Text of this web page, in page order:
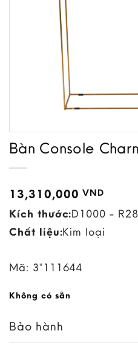
Bàn Console
13,310,000VND
Kích thước:D1000 -
Chất liệu:Kim loại
Mã: 3*111644
Không có sẵn
Bảo hành